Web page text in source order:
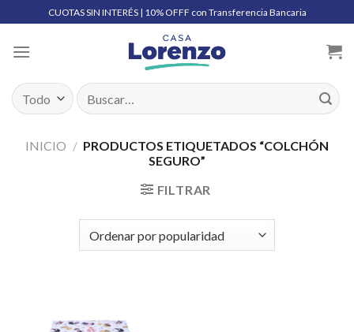
to
content
CUOTAS SIN INTERÉS | 10% OFFF con Transferencia Bancaria
Buscar
por:
INICIO / PRODUCTOS ETIQUETADOS “COLCHÓN
SEGURO”
FILTRAR